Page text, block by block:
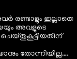
രണ്ടാളും ഇല്ലാതെ
അവളുടെ
തോന്നിയില്ല….